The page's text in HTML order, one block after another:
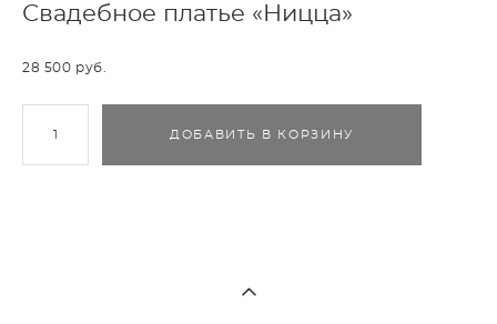
Свадебное платье «Ницца»
28 500 pуб.
ДОБАВИТЬ В КОРЗИНУ